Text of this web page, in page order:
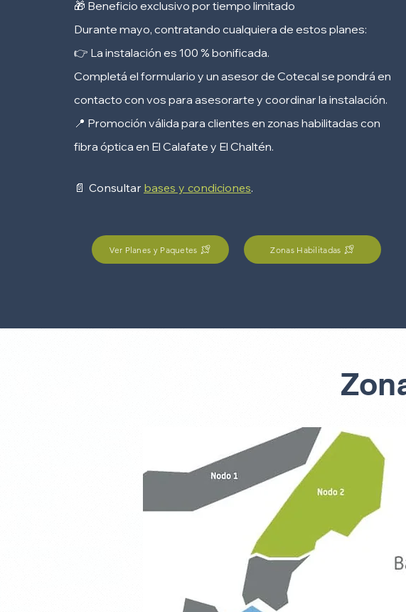
🎁 Beneficio exclusivo por tiempo limitado
Durante mayo, contratando cualquiera de estos planes:
👉 La instalación es 100 % bonificada.
Completá el formulario y un asesor de Cotecal se pondrá en
contacto con vos para asesorarte y coordinar la instalación.
📍 Promoción válida para clientes en zonas habilitadas con
fibra óptica en El Calafate y El Chaltén.
📄 Consultar bases y condiciones.
Ver Planes y Paquetes Zonas Habilitadas